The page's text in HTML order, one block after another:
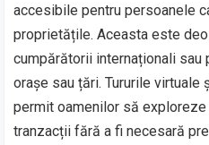
accesibile pentru persoanele
proprietățile. Aceasta este
cumpărătorii internaționali sau
orașe sau țări. Tururile
permit oamenilor să
tranzacții fără a fi necesară